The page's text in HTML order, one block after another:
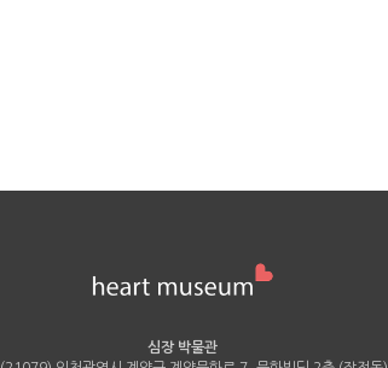
심장 박물관